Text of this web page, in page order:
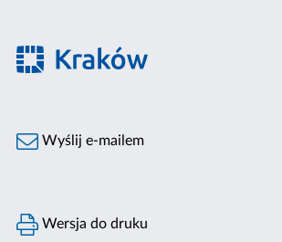
Wyślij e-mailem
Wersja do druku